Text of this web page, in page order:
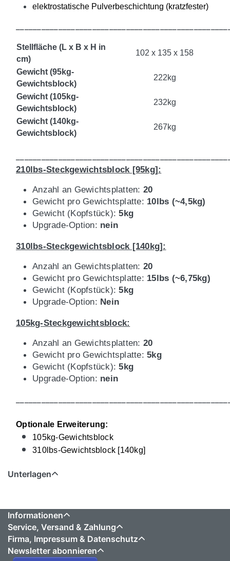
elektrostatische Pulverbeschichtung (kratzfester)
Stellfläche (L x B x H in
cm)
102 x 135 x 158
Gewicht (95kg-
Gewichtsblock)
222kg
Gewicht (105kg-
Gewichtsblock)
232kg
Gewicht (140kg-
Gewichtsblock)
267kg
210lbs-Steckgewichtsblock [95kg]:
Anzahl an Gewichtsplatten: 20
Gewicht pro Gewichtsplatte: 10lbs (~4,5kg)
Gewicht (Kopfstück):5kg
Upgrade-Option: nein
310lbs-Steckgewichtsblock [140kg]:
Anzahl an Gewichtsplatten: 20
Gewicht pro Gewichtsplatte: 15lbs (~6,75kg)
Gewicht (Kopfstück):5kg
Upgrade-Option: Nein
105kg-Steckgewichtsblock:
Anzahl an Gewichtsplatten: 20
Gewicht pro Gewichtsplatte: 5kg
Gewicht (Kopfstück):5kg
Upgrade-Option: nein
Optionale Erweiterung:
105kg-Gewichtsblock
310lbs-Gewichtsblock [140kg]
Unterlagen
Informationen
Service, Versand & Zahlung
Firma, Impressum & Datenschutz
Newsletter abonnieren